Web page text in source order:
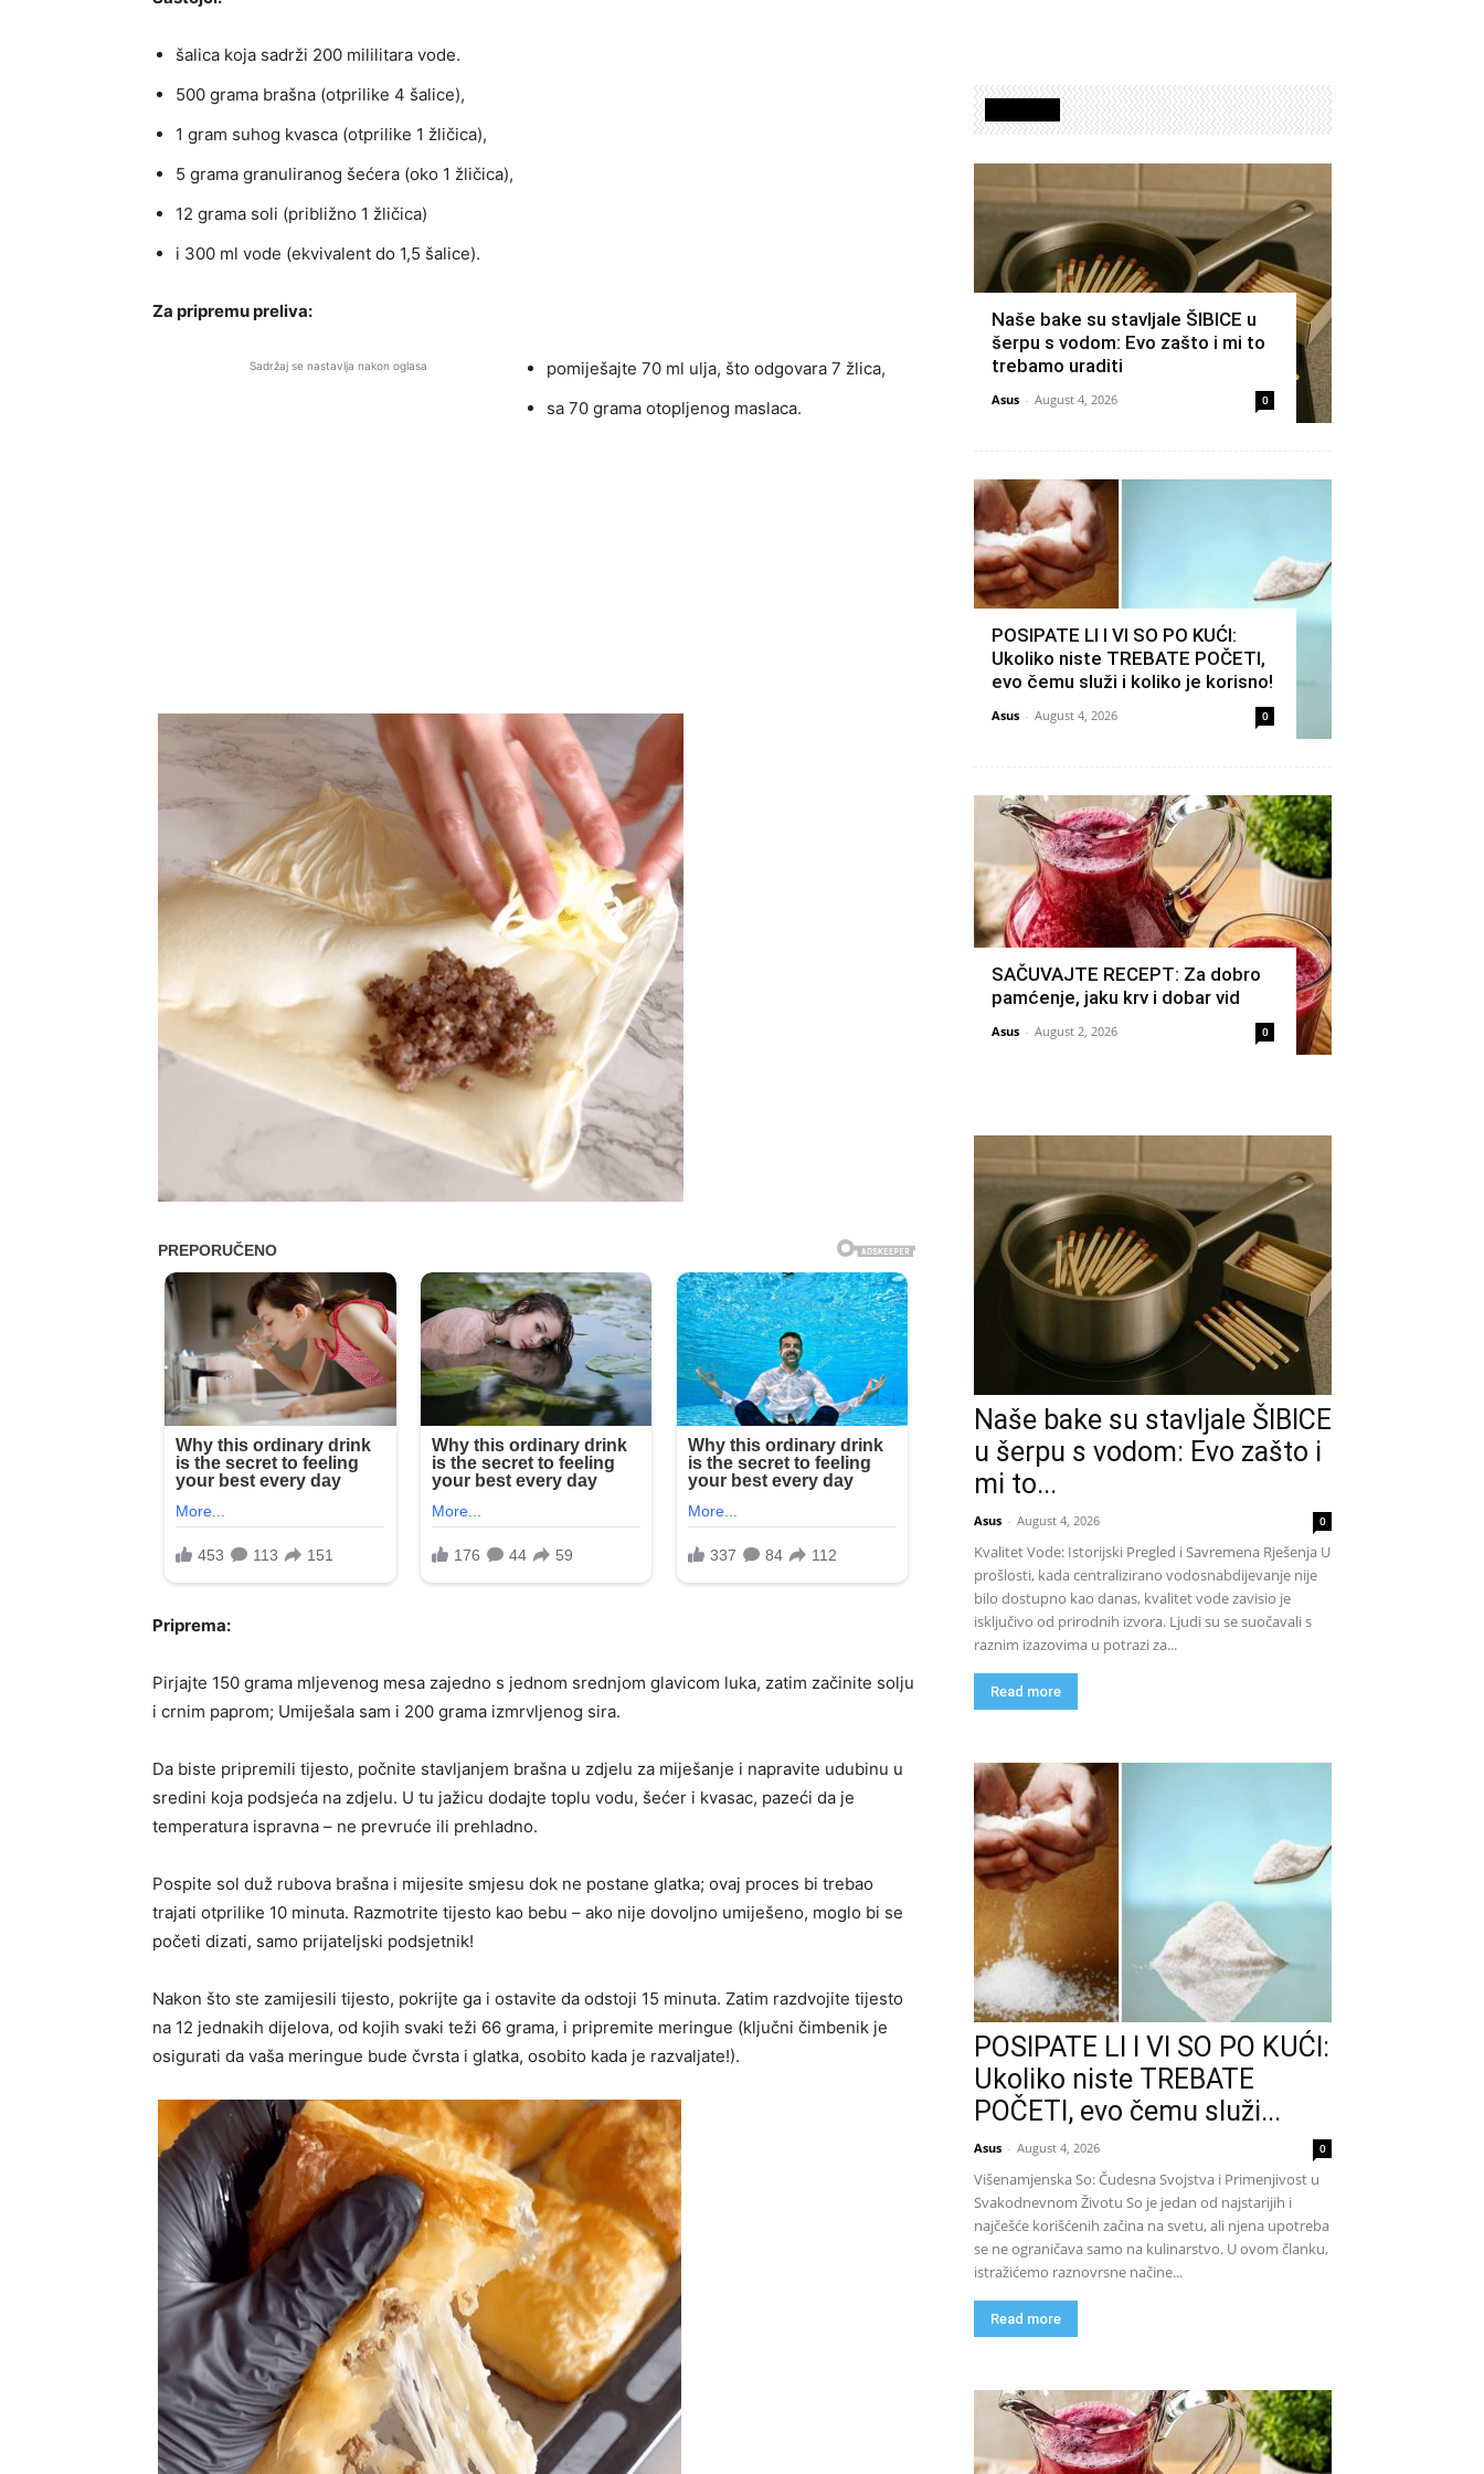
šalica koja sadrži 200 mililitara vode.
500 grama brašna (otprilike 4 šalice),
1 gram suhog kvasca (otprilike 1 žličica),
5 grama granuliranog šećera (oko 1 žličica),
12 grama soli (približno 1 žličica)
i 300 ml vode (ekvivalent do 1,5 šalice).
Za pripremu preliva:
Sadržaj se nastavlja nakon oglasa
pomiješajte 70 ml ulja, što odgovara 7 žlica,
sa 70 grama otopljenog maslaca.
Priprema:
Pirjajte 150 grama mljevenog mesa zajedno s jednom srednjom glavicom luka, zatim začinite solju
i crnim paprom; Umiješala sam i 200 grama izmrvljenog sira.
Da biste pripremili tijesto, počnite stavljanjem brašna u zdjelu za miješanje i napravite udubinu u
sredini koja podsjeća na zdjelu. U tu jažicu dodajte toplu vodu, šećer i kvasac, pazeći da je
temperatura ispravna – ne prevruće ili prehladno.
Pospite sol duž rubova brašna i mijesite smjesu dok ne postane glatka; ovaj proces bi trebao
trajati otprilike 10 minuta. Razmotrite tijesto kao bebu – ako nije dovoljno umiješeno, moglo bi se
početi dizati, samo prijateljski podsjetnik!
Nakon što ste zamijesili tijesto, pokrijte ga i ostavite da odstoji 15 minuta. Zatim razdvojite tijesto
na 12 jednakih dijelova, od kojih svaki teži 66 grama, i pripremite meringue (ključni čimbenik je
osigurati da vaša meringue bude čvrsta i glatka, osobito kada je razvaljate!).
Naše bake su stavljale ŠIBICE u
šerpu s vodom: Evo zašto i mi to
trebamo uraditi
Asus - August 4, 2026 0
POSIPATE LI I VI SO PO KUĆI:
Ukoliko niste TREBATE POČETI,
evo čemu služi i koliko je korisno!
Asus - August 4, 2026 0
SAČUVAJTE RECEPT: Za dobro
pamćenje, jaku krv i dobar vid
Asus - August 2, 2026 0
Naše bake su stavljale ŠIBICE
u šerpu s vodom: Evo zašto i
mi to...
Asus - August 4, 2026 0
Kvalitet Vode: Istorijski Pregled i Savremena Rješenja U
prošlosti, kada centralizirano vodosnabdijevanje nije
bilo dostupno kao danas, kvalitet vode zavisio je
isključivo od prirodnih izvora. Ljudi su se suočavali s
raznim izazovima u potrazi za...
Read more
POSIPATE LI I VI SO PO KUĆI:
Ukoliko niste TREBATE
POČETI, evo čemu služi...
Asus - August 4, 2026 0
Višenamjenska So: Čudesna Svojstva i Primenjivost u
Svakodnevnom Životu So je jedan od najstarijih i
najčešće korišćenih začina na svetu, ali njena upotreba
se ne ograničava samo na kulinarstvo. U ovom članku,
istražićemo raznovrsne načine...
Read more